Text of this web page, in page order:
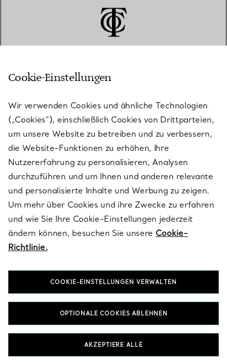
KUNDENSERVICE
SERVICES
ÜBER TIFFANY & CO.
RECHTLICHE HINWEISE
FOLGEN SIE UNS
T&Co. 2026
Cookie-Einstellungen
Wir verwenden Cookies und ähnliche Technologien
(„Cookies“), einschließlich Cookies von Drittparteien,
um unsere Website zu betreiben und zu verbessern,
die Website-Funktionen zu erhöhen, Ihre
Nutzererfahrung zu personalisieren, Analysen
durchzuführen und um Ihnen und anderen relevante
und personalisierte Inhalte und Werbung zu zeigen.
Um mehr über Cookies und ihre Zwecke zu erfahren
und wie Sie Ihre Cookie-Einstellungen jederzeit
ändern können, besuchen Sie unsere Cookie-
Richtlinie.
COOKIE-EINSTELLUNGEN VERWALTEN
OPTIONALE COOKIES ABLEHNEN
AKZEPTIERE ALLE